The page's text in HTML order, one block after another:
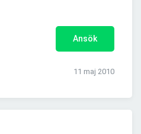
Ansök
11 maj 2010